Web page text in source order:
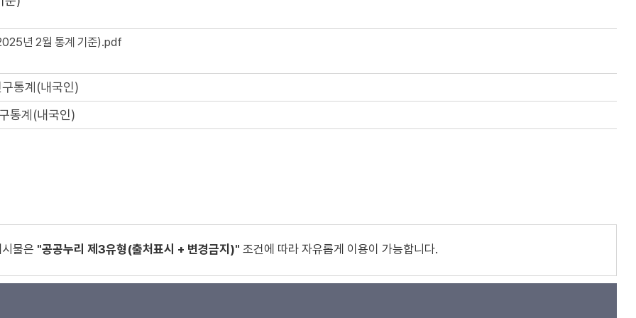
년 2월 통계 기준).pdf
통계(내국인)
통계(내국인)
물은 "공공누리 제3유형(출처표시 + 변경금지)" 조건에 따라 자유롭게 이용이 가능합니다.